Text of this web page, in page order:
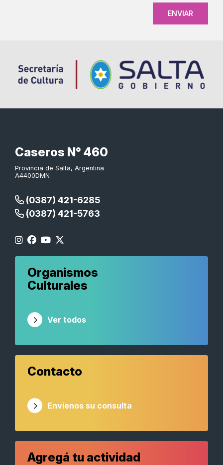
Caseros N° 460
Provincia de Salta, Argentina
A4400DMN
(0387) 421-6285
(0387) 421-5763
Organismos
Culturales
Ver todos
Contacto
Envienos su consulta
Agregá tu actividad